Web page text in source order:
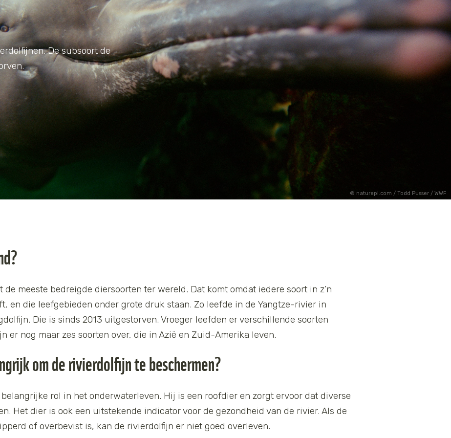
naturepl.com / Todd Pusser / WWF
De subsoort de
meeste bedreigde diersoorten ter wereld. Dat komt omdat iedere soort in z’n
en die leefgebieden onder grote druk staan. Zo leefde in de Yangtze-rivier in
Die is sinds 2013 uitgestorven. Vroeger leefden er verschillende soorten
er nog maar zes soorten over, die in Azië en Zuid-Amerika leven.
om de rivierdolfijn te beschermen?
rol in het onderwaterleven. Hij is een roofdier en zorgt ervoor dat diverse
Het dier is ook een uitstekende indicator voor de gezondheid van de rivier. Als de
of overbevist is, kan de rivierdolfijn er niet goed overleven.